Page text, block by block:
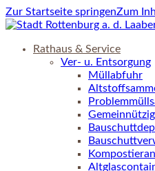
Zur Startseite springenZum
Rathaus & Service
Ver- u. Entsorgung
Müllabfuhr